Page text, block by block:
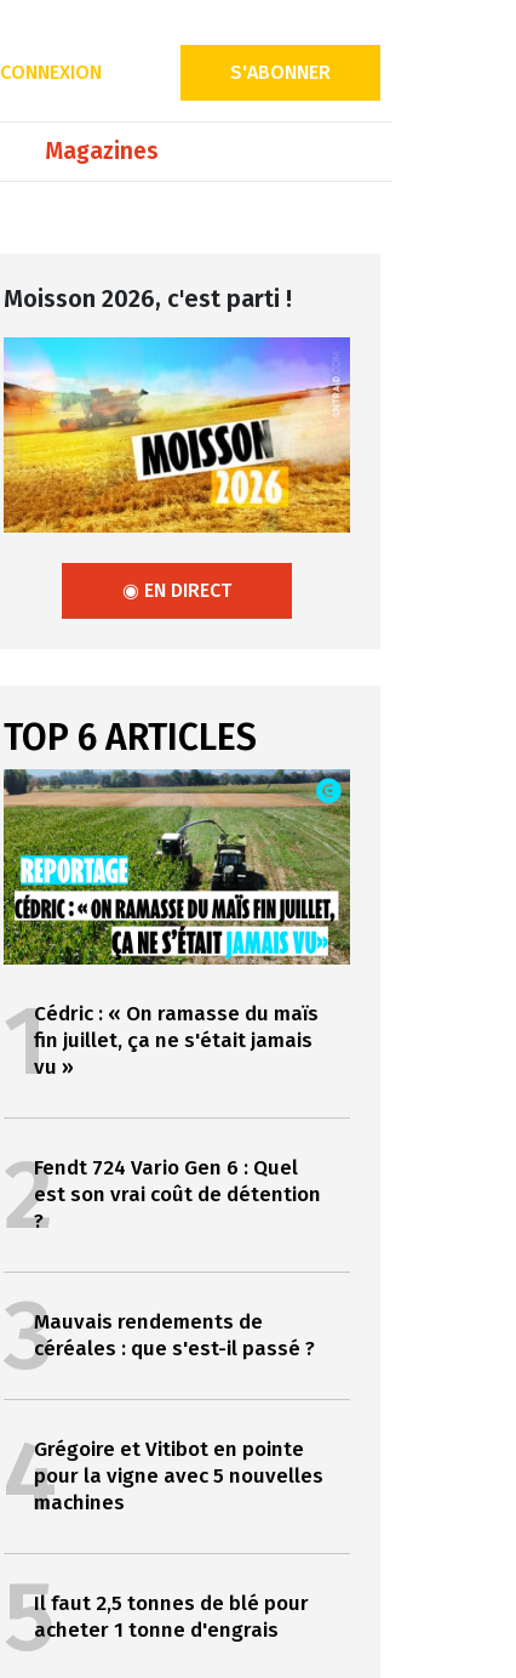
CONNEXION S'ABONNER
Magazines
Moisson 2026, c'est parti !
◉ EN DIRECT
TOP 6 ARTICLES
1Cédric : « On ramasse du maïs
fin juillet, ça ne s'était jamais
vu »
2Fendt 724 Vario Gen 6 : Quel
est son vrai coût de détention
?
3Mauvais rendements de
céréales : que s'est-il passé ?
4Grégoire et Vitibot en pointe
pour la vigne avec 5 nouvelles
machines
5Il faut 2,5 tonnes de blé pour
acheter 1 tonne d'engrais